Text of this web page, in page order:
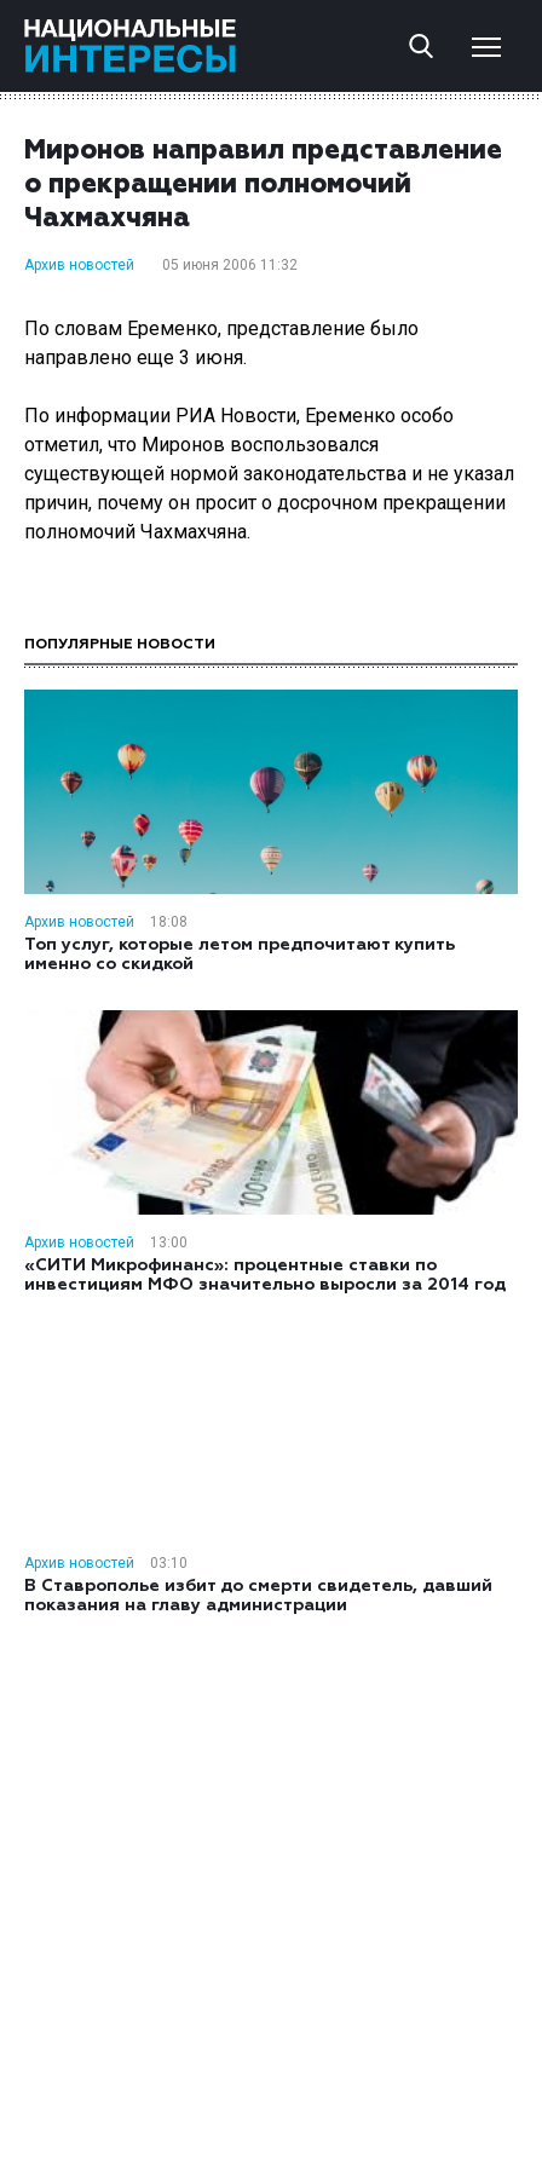
Миронов направил представление
о прекращении полномочий
Чахмахчяна
Архив новостей 05 июня 2006 11:32
По словам Еременко, представление было
направлено еще 3 июня.
По информации РИА Новости, Еременко особо
отметил, что Миронов воспользовался
существующей нормой законодательства и не указал
причин, почему он просит о досрочном прекращении
полномочий Чахмахчяна.
ПОПУЛЯРНЫЕ НОВОСТИ
Архив новостей
18:08
Топ услуг, которые летом предпочитают купить
именно со скидкой
Архив новостей
13:00
«СИТИ Микрофинанс»: процентные ставки по
инвестициям МФО значительно выросли за 2014 год
Архив новостей
03:10
В Ставрополье избит до смерти свидетель, давший
показания на главу администрации